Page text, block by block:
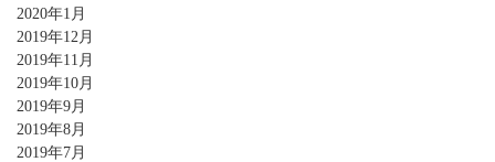
2020年1月
2019年12月
2019年11月
2019年10月
2019年9月
2019年8月
2019年7月